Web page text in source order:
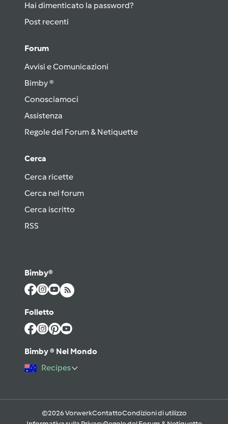
Hai dimenticato la password?
Post recenti
Forum
Avvisi e Comunicazioni
Bimby ®
Conosciamoci
Assistenza
Regole del Forum & Netiquette
Cerca
Cerca ricette
Cerca nel forum
Cerca iscritto
RSS
Bimby®
Folletto
Bimby ® Nel Mondo
Recipes
©2026 VorwerkContattoCondizioni di utilizzo